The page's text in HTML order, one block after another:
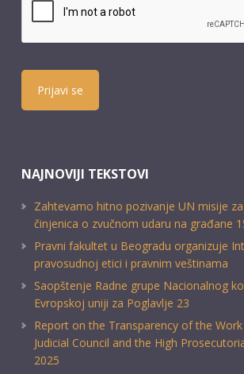
Prijavi se
NAJNOVIJI TEKSTOVI
Zahtevamo hitno pozivanje UN misije
činjenica o zvučnom udaru na građane
Pravni fakultet u Beogradu organizuje
pravosudnoj etici i pravnim veštinama
Saopštenje Radne grupe Nacionalnog
Evropskoj uniji za Poglavlje 23
Report on the Transparency of the
Judicial Council and the High
2025